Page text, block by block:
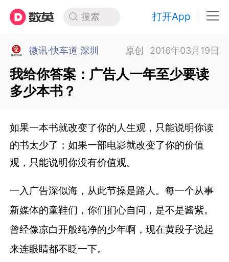
搜索 打开App
微讯·快车道 深圳 原创 2016年03月19日
我给你答案：广告人一年至少要读
多少本书？
如果一本书就改变了你的人生观，只能说明你读
的书太少了；如果一部电影就改变了你的价值
观，只能说明你没有价值观。
一入广告深似海，从此节操是路人。每一个从事
新媒体的童鞋们，你们扪心自问，是不是酱紫。
曾经像凉白开般纯净的少年啊，现在黄段子说起
来连眼睛都不眨一下。